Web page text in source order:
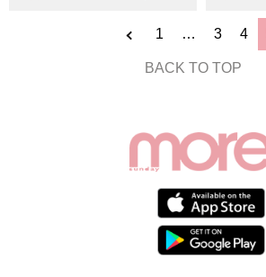
1 … 3 4
BACK TO TOP